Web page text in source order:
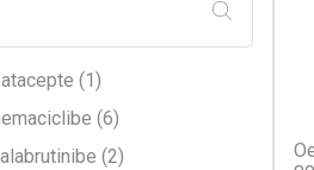
Pharma (2)
(1)
Pharma (44)
FILTRAR
(1)
(6)
(2)